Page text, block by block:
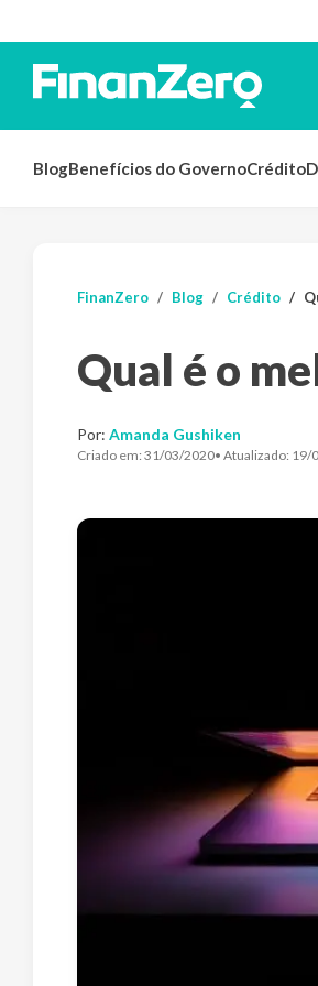
BlogBenefícios do GovernoCrédito
FinanZero Blog Crédito
Qual é o
Por: Amanda Gushiken
Criado em: 31/03/2020• Atualizado: 19/